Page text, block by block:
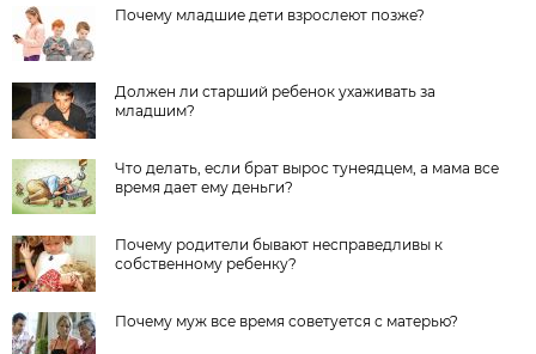
Почему младшие дети взрослеют позже?
Должен ли старший ребенок ухаживать за
младшим?
Что делать, если брат вырос тунеядцем, а мама все
время дает ему деньги?
Почему родители бывают несправедливы к
собственному ребенку?
Почему муж все время советуется с матерью?